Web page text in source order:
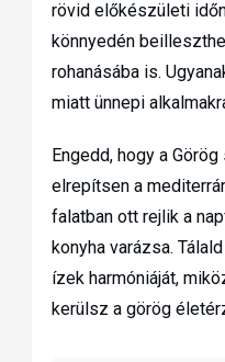
rövid előkészületi
könnyedén
rohanásába is.
miatt ünnepi
Engedd, hogy a
elrepítsen a
falatban ott rejlik a
konyha varázsa.
ízek harmóniáját,
kerülsz a görög